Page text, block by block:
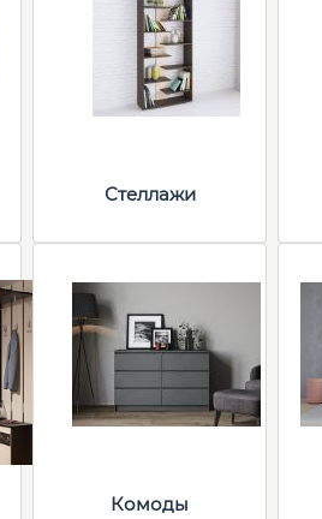
Стеллажи
Комоды